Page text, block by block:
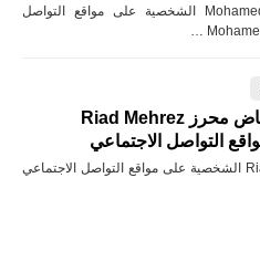
جميع حسابات محمد صلاح Mohamed Salah الشخصية على مواقع التواصل
جميع حسابات رياض محرز Riad Mehrez
التواصل الاجتماعي
جميع حسابات رياض محرز Riad Mehrez الشخصية على مواقع التواصل الاجتماعي